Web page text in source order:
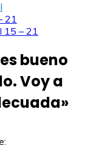
21
15 – 21
bueno
Voy a
»